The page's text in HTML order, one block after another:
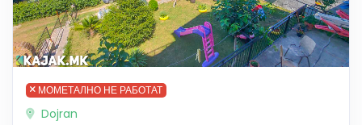
МОМЕТАЛНО НЕ РАБОТАТ
Dojran